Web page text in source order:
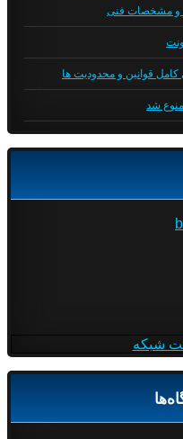
کامل قوانین و محدودیت ها
شد
شبکه